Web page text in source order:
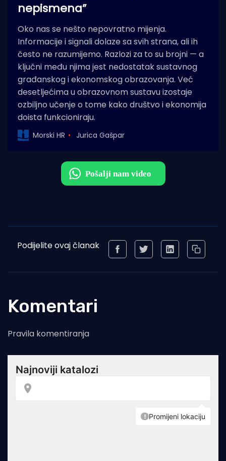
nepismena”
Oko nas se nešto nepovratno mijenja.
Informacije i signali dolaze sa svih strana, ali ih
često ne razumijemo. Razlozi za to su brojni — a
ključni među njima jest nedostatak sustavnog
građanskog i ekonomskog obrazovanja. Već
desetljećima u obrazovnom sustavu izostaje
ozbiljno učenje o tome kako društvo i ekonomija
doista funkcioniraju.
Morski HR Jurica Gašpar
Podijelite ovaj članak
Komentari
Pravila komentiranja